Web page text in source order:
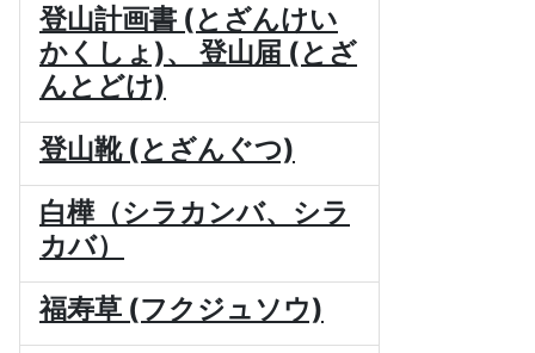
登山計画書 (とざんけい
かくしょ)、 登山届 (とざ
んとどけ)
登山靴 (とざんぐつ)
白樺（シラカンバ、シラ
カバ）
福寿草 (フクジュソウ)